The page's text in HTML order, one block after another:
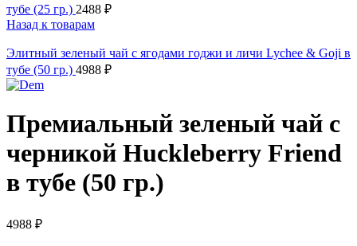
тубе (25 гр.) 2488 ₽
Назад к товарам
Элитный зеленый чай с ягодами годжи и личи Lychee & Goji в
тубе (50 гр.) 4988 ₽
Премиальный зеленый чай с
черникой Huckleberry Friend
в тубе (50 гр.)
4988 ₽